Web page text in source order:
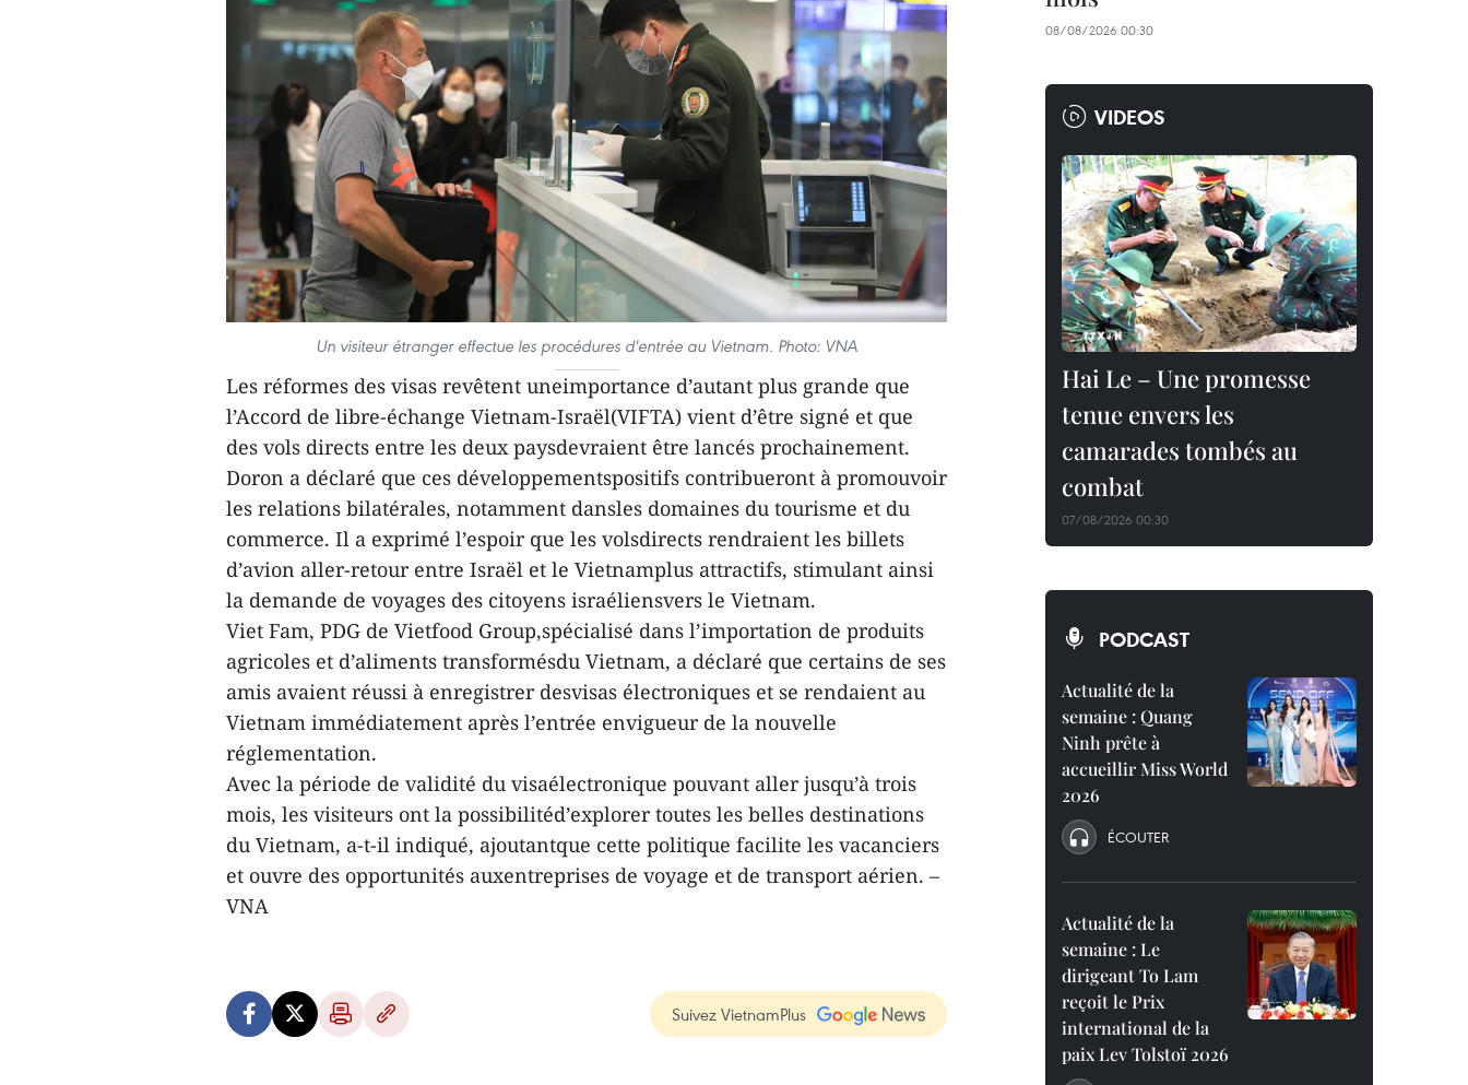
Un visiteur étranger effectue les procédures d'entrée au Vietnam. Photo: VNA
Les réformes des visas revêtent uneimportance d’autant plus grande que
l’Accord de libre-échange Vietnam-Israël(VIFTA) vient d’être signé et que
des vols directs entre les deux paysdevraient être lancés prochainement.
Doron a déclaré que ces développementspositifs contribueront à promouvoir
les relations bilatérales, notamment dansles domaines du tourisme et du
commerce. Il a exprimé l’espoir que les volsdirects rendraient les billets
d’avion aller-retour entre Israël et le Vietnamplus attractifs, stimulant ainsi
la demande de voyages des citoyens israéliensvers le Vietnam.
Viet Fam, PDG de Vietfood Group,spécialisé dans l’importation de produits
agricoles et d’aliments transformésdu Vietnam, a déclaré que certains de ses
amis avaient réussi à enregistrer desvisas électroniques et se rendaient au
Vietnam immédiatement après l’entrée envigueur de la nouvelle
réglementation.
Avec la période de validité du visaélectronique pouvant aller jusqu’à trois
mois, les visiteurs ont la possibilitéd’explorer toutes les belles destinations
du Vietnam, a-t-il indiqué, ajoutantque cette politique facilite les vacanciers
et ouvre des opportunités auxentreprises de voyage et de transport aérien. –
VNA
Suivez VietnamPlus
08/08/2026 00:30
VIDEOS
Hai Le – Une promesse
tenue envers les
camarades tombés au
combat
07/08/2026 00:30
PODCAST
Actualité de la
semaine : Quang
Ninh prête à
accueillir Miss World
2026
ÉCOUTER
Actualité de la
semaine : Le
dirigeant To Lam
reçoit le Prix
international de la
paix Lev Tolstoï 2026